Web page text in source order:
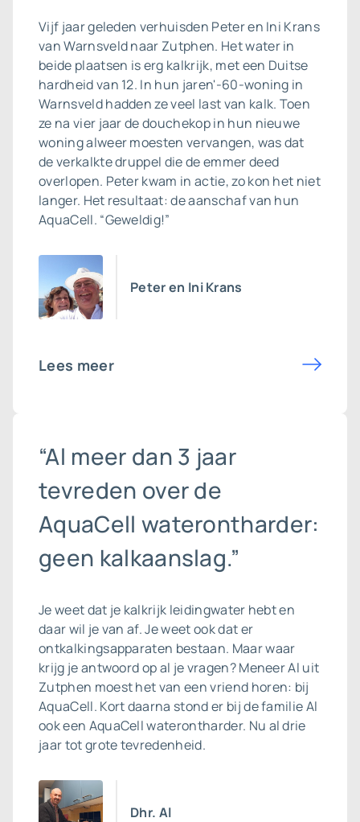
Vijf jaar geleden verhuisden Peter en Ini Krans
van Warnsveld naar Zutphen. Het water in
beide plaatsen is erg kalkrijk, met een Duitse
hardheid van 12. In hun jaren'-60-woning in
Warnsveld hadden ze veel last van kalk. Toen
ze na vier jaar de douchekop in hun nieuwe
woning alweer moesten vervangen, was dat
de verkalkte druppel die de emmer deed
overlopen. Peter kwam in actie, zo kon het niet
langer. Het resultaat: de aanschaf van hun
AquaCell. “Geweldig!”
Peter en Ini Krans
Lees meer
“Al meer dan 3 jaar
tevreden over de
AquaCell waterontharder:
geen kalkaanslag.”
Je weet dat je kalkrijk leidingwater hebt en
daar wil je van af. Je weet ook dat er
ontkalkingsapparaten bestaan. Maar waar
krijg je antwoord op al je vragen? Meneer Al uit
Zutphen moest het van een vriend horen: bij
AquaCell. Kort daarna stond er bij de familie Al
ook een AquaCell waterontharder. Nu al drie
jaar tot grote tevredenheid.
Dhr. Al